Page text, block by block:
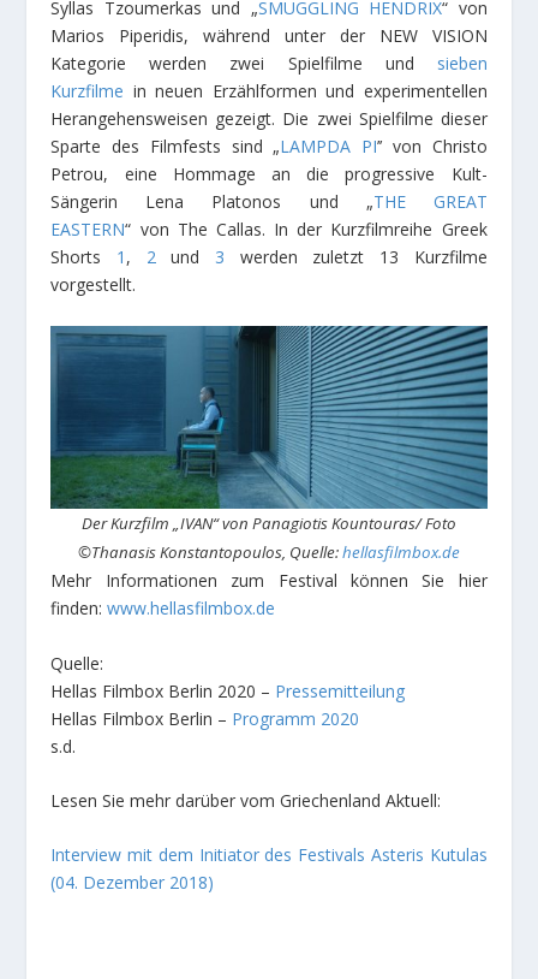
Syllas Tzoumerkas und „SMUGGLING HENDRIX“ von
Marios Piperidis, während unter der NEW VISION
Kategorie werden zwei Spielfilme und sieben
Kurzfilme in neuen Erzählformen und experimentellen
Herangehensweisen gezeigt. Die zwei Spielfilme dieser
Sparte des Filmfests sind „LAMPDA PI’’ von Christo
Petrou, eine Hommage an die progressive Kult-
Sängerin Lena Platonos und „THE GREAT
EASTERN“ von The Callas. In der Kurzfilmreihe Greek
Shorts 1 , 2und 3 werden zuletzt 13 Kurzfilme
vorgestellt.
Der Kurzfilm „IVAN“ von Panagiotis Kountouras/ Foto
©Thanasis Konstantopoulos, Quelle:hellasfilmbox.de
Mehr Informationen zum Festival können Sie hier
finden:www.hellasfilmbox.de
Quelle:
Hellas Filmbox Berlin 2020 – Pressemitteilung
Hellas Filmbox Berlin – Programm 2020
s.d.
Lesen Sie mehr darüber vom Griechenland Aktuell:
Interview mit dem Initiator des Festivals Asteris Kutulas
(04. Dezember 2018)